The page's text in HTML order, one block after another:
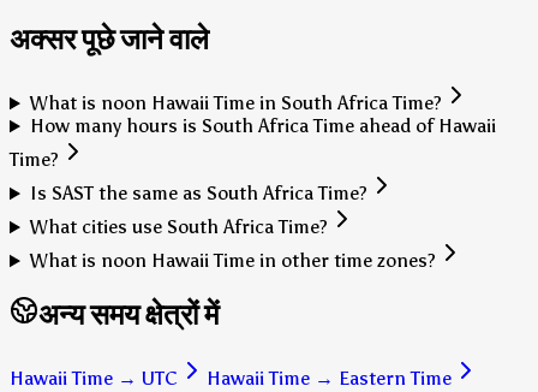
अक्सर पूछे जाने वाले
What is noon Hawaii Time in South Africa Time?
How many hours is South Africa Time ahead of Hawaii
Time?
Is SAST the same as South Africa Time?
What cities use South Africa Time?
What is noon Hawaii Time in other time zones?
अन्य समय क्षेत्रों में
Hawaii Time → UTC Hawaii Time → Eastern Time